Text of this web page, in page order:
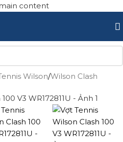
content
Wilson/Wilson Clash